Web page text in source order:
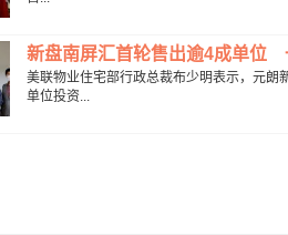
新盘南屏汇首轮售出逾4成单位
美联物业住宅部行政总裁布少明表示，元朗
单位投资...